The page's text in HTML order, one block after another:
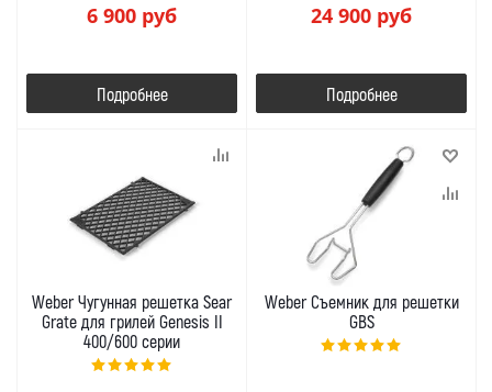
6 900 руб
Подробнее
24 900 руб
Подробнее
Weber Чугунная решетка Sear
Grate для грилей Genesis II
400/600 серии
Weber Съемник для решетки
GBS